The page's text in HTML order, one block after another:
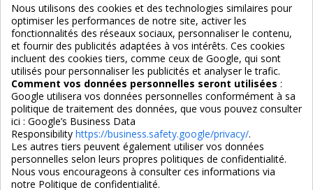
Services
Nous suivre
4,7/5
Nous utilisons des cookies et des technologies similaires pour
optimiser les performances de notre site, activer les
fonctionnalités des réseaux sociaux, personnaliser le contenu,
et fournir des publicités adaptées à vos intérêts. Ces cookies
incluent des cookies tiers, comme ceux de Google, qui sont
utilisés pour personnaliser les publicités et analyser le trafic.
Comment vos données personnelles seront utilisées :
Google utilisera vos données personnelles conformément à sa
politique de traitement des données, que vous pouvez consulter
ici : Google’s Business Data
Responsibility https://business.safety.google/privacy/.
Les autres tiers peuvent également utiliser vos données
personnelles selon leurs propres politiques de confidentialité.
Nous vous encourageons à consulter ces informations via
notre Politique de confidentialité.